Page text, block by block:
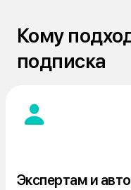
Кому
подписка
Экспертам и